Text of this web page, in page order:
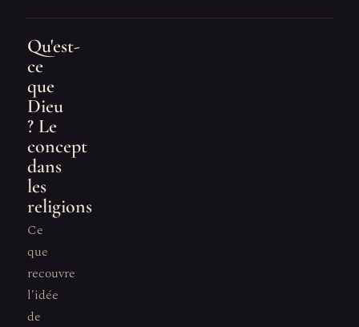
Qu'est-
ce
que
Dieu
? Le
concept
dans
les
religions
Ce
que
recouvre
l'idée
de